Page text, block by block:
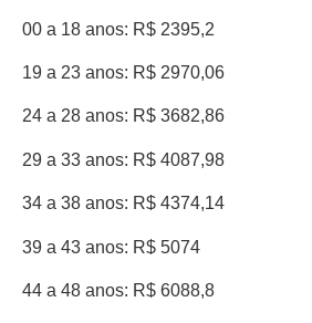
00 a 18 anos: R$ 2395,2
19 a 23 anos: R$ 2970,06
24 a 28 anos: R$ 3682,86
29 a 33 anos: R$ 4087,98
34 a 38 anos: R$ 4374,14
39 a 43 anos: R$ 5074
44 a 48 anos: R$ 6088,8